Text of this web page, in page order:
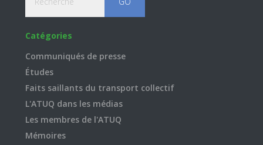
Catégories
Communiqués de presse
Études
Faits saillants du transport collectif
L'ATUQ dans les médias
Les membres de l'ATUQ
Mémoires